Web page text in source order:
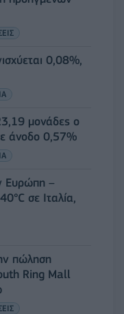
0,08%,
μονάδες ο
άνοδο 0,57%
Ευρώπη –
σε Ιταλία,
πώληση
Ring Mall